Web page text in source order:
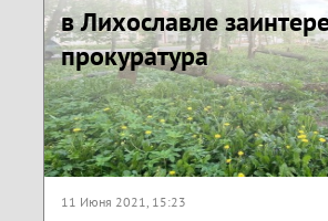
в Лихославле
прокуратура
11 Июня 2021, 15:23